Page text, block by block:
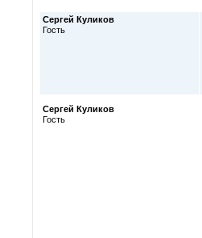
Сергей Куликов
Гость
Сергей Куликов
Гость